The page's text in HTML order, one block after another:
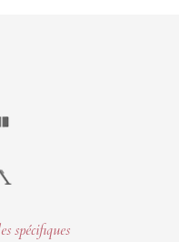
spécifiques